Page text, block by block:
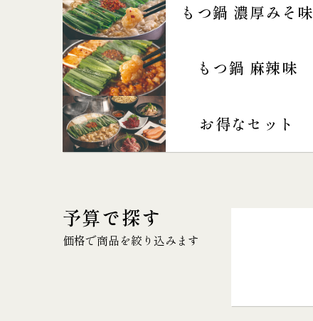
もつ鍋 濃厚みそ味
もつ鍋 麻辣味
お得なセット
予算で探す
価格で商品を絞り込みます